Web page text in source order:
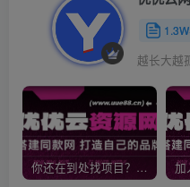
越长大越
你还在到处找项目？还在当韭菜？我靠网创资源站一个月收入5万+，曾经我也是个失败者。